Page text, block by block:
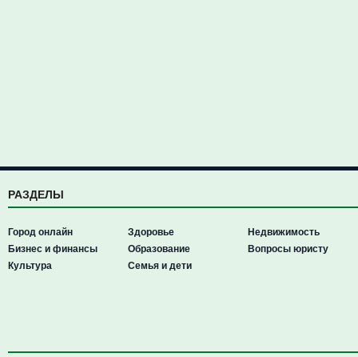
РАЗДЕЛЫ
Город онлайн
Бизнес и финансы
Культура
Здоровье
Образование
Семья и дети
Недвижимость
Вопросы юристу